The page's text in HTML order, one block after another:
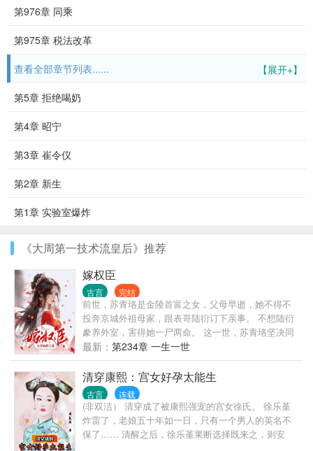
第976章 同乘
第975章 税法改革
【展开+】
查看全部章节列表......
第5章 拒绝喝奶
第4章 昭宁
第3章 崔令仪
第2章 新生
第1章 实验室爆炸
《大周第一技术流皇后》推荐
嫁权臣
古言 完结
前世，苏青珞是金陵首富之女，父母早逝，她不得不
投奔京城外祖母家，跟表哥陆衍订下亲事。 不想陆衍
豢养外室，害得她一尸两命。 这一世，苏青珞坚决同
陆衍退婚，却被舅母逼迫嫁给无良混混。 正当她不知
该如何是好时，首辅陆衡之却突然提议同她假成亲。
京城人皆知，陆衡之清冷矜贵，心狠手辣，不近女
色，传言曾有丫鬟勾引他，当即被他处决。 陆衡之神
色淡漠道：“你我成婚各取所需，三五年后我便放你自
由。” 苏青珞无路可走，咬牙同意。 不想成亲后没多
久，陆衡之便将她搂在怀中，满室旖旎。 她声音都变
了调：“不是说假成亲……” 陆衡之挑眉：“弄假成真，
最新： 第234章 一生一世
清穿康熙：宫女好孕太能生
古言 连载
(非双洁） 清穿成了被康熙强宠的宫女徐氏。 徐乐堇
炸雷了，老娘五十年如一日，只有一个男人的英名不
保了…… 清醒之后，徐乐堇果断选择既来之，则安